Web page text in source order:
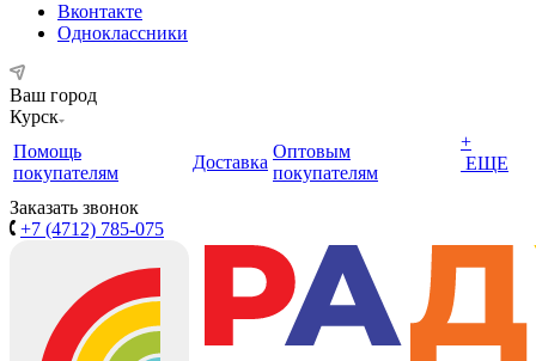
Вконтакте
Одноклассники
Ваш город
Курск
Помощь
покупателям
Доставка
Оптовым
покупателям
+
ЕЩЕ
Заказать звонок
+7 (4712) 785-075